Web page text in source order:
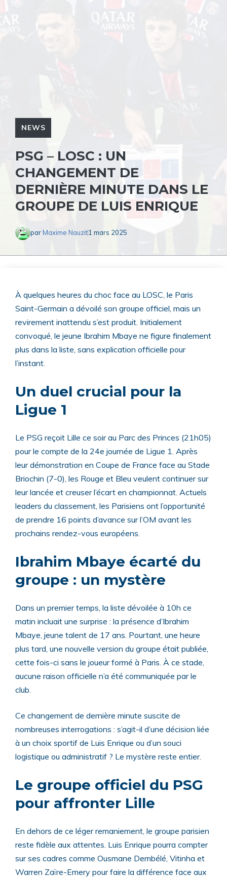
NEWS
PSG – LOSC : UN
CHANGEMENT DE
DERNIÈRE MINUTE DANS LE
GROUPE DE LUIS ENRIQUE
par Maxime Nauzit1 mars 2025
À quelques heures du choc face au LOSC, le Paris
Saint-Germain a dévoilé son groupe officiel, mais un
revirement inattendu s’est produit. Initialement
convoqué, le jeune Ibrahim Mbaye ne figure finalement
plus dans la liste, sans explication officielle pour
l’instant.
Un duel crucial pour la
Ligue 1
Le PSG reçoit Lille ce soir au Parc des Princes (21h05)
pour le compte de la 24e journée de Ligue 1. Après
leur démonstration en Coupe de France face au Stade
Briochin (7-0), les Rouge et Bleu veulent continuer sur
leur lancée et creuser l’écart en championnat. Actuels
leaders du classement, les Parisiens ont l’opportunité
de prendre 16 points d’avance sur l’OM avant les
prochains rendez-vous européens.
Ibrahim Mbaye écarté du
groupe : un mystère
Dans un premier temps, la liste dévoilée à 10h ce
matin incluait une surprise : la présence d’Ibrahim
Mbaye, jeune talent de 17 ans. Pourtant, une heure
plus tard, une nouvelle version du groupe était publiée,
cette fois-ci sans le joueur formé à Paris. À ce stade,
aucune raison officielle n’a été communiquée par le
club.
Ce changement de dernière minute suscite de
nombreuses interrogations : s’agit-il d’une décision liée
à un choix sportif de Luis Enrique ou d’un souci
logistique ou administratif ? Le mystère reste entier.
Le groupe officiel du PSG
pour affronter Lille
En dehors de ce léger remaniement, le groupe parisien
reste fidèle aux attentes. Luis Enrique pourra compter
sur ses cadres comme Ousmane Dembélé, Vitinha et
Warren Zaïre-Emery pour faire la différence face aux